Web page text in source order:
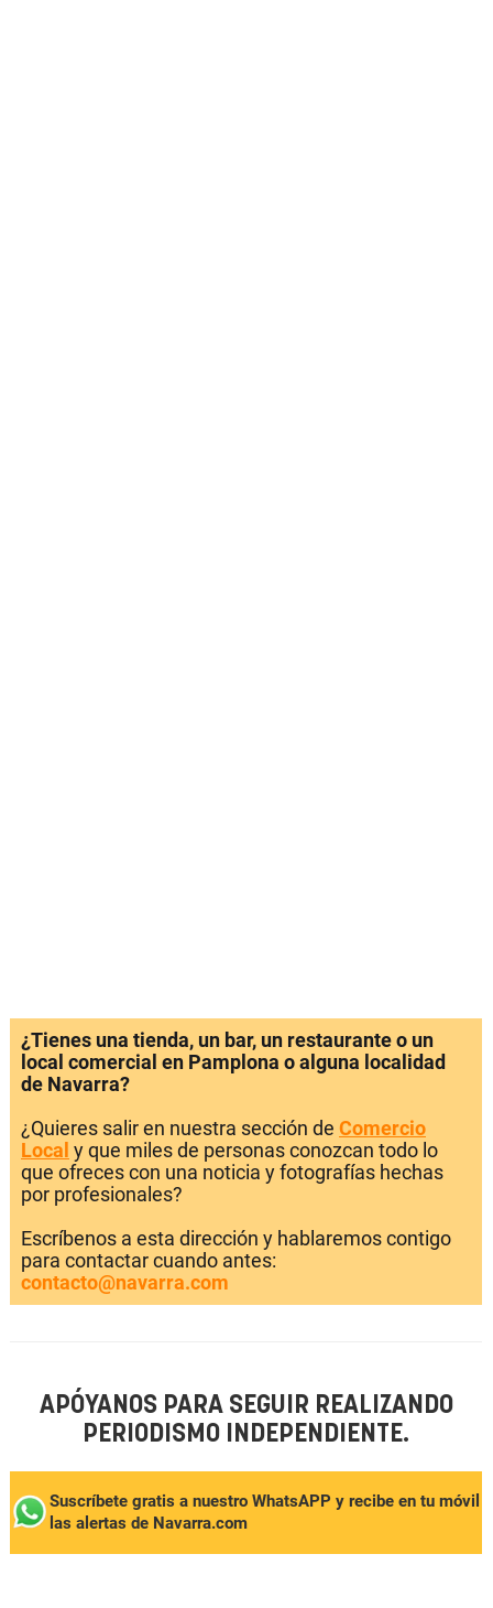
¿Tienes una tienda, un bar, un restaurante o un
local comercial en Pamplona o alguna localidad
de Navarra?
¿Quieres salir en nuestra sección de Comercio
Local y que miles de personas conozcan todo lo
que ofreces con una noticia y fotografías hechas
por profesionales?
Escríbenos a esta dirección y hablaremos contigo
para contactar cuando antes:
contacto@navarra.com
APÓYANOS PARA SEGUIR REALIZANDO
PERIODISMO INDEPENDIENTE.
Suscríbete gratis a nuestro WhatsAPP y recibe en tu móvil
las alertas de Navarra.com